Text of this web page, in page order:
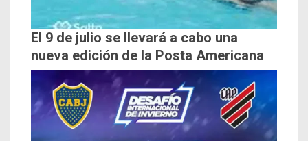
El 9 de julio se llevará a cabo una
nueva edición de la Posta Americana